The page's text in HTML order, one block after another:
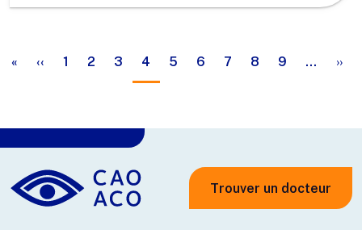
«Première page
‹‹Page précédente
1 2 3 4 5 6 7 8 9 … ››
Trouver un docteur